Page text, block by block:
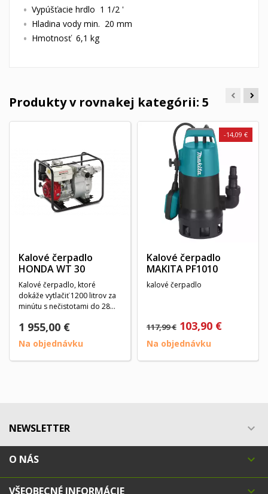
Vypúšťacie hrdlo 1 1/2 '
Hladina vody min. 20 mm
Hmotnosť 6,1 kg
Produkty v rovnakej kategórii: 5
Kalové čerpadlo
HONDA WT 30
Kalové čerpadlo, ktoré
dokáže vytlačiť 1200 litrov za
minútu s nečistotami do 28
1 955,00 €
Na objednávku
Kalové čerpadlo
MAKITA PF1010
kalové čerpadlo
117,99 €
-14,09 €
103,90 €
Na objednávku
NEWSLETTER 
O NÁS 
VŠEOBECNÉ INFORMÁCIE